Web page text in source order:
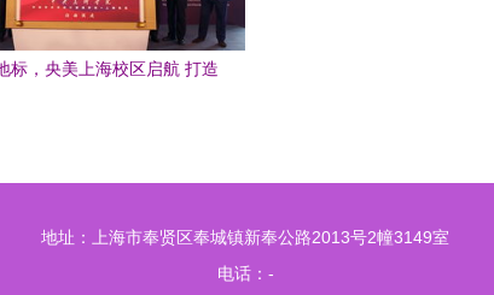
标，央美上海校区启航 打造
地址：上海市奉贤区奉城镇新奉公路2013号2幢3149室
电话：-